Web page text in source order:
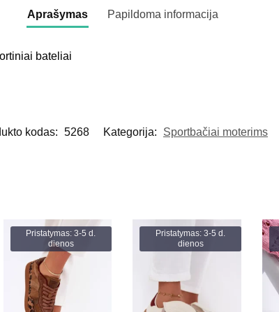
Aprašymas Papildoma informacija
bateliai
kodas: 5268 Kategorija: Sportbačiai moterims
Pristatymas: 3-5 d.
dienos
Pristatymas: 3-5 d.
dienos